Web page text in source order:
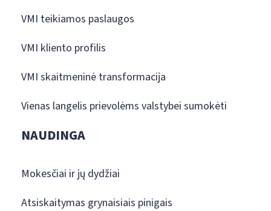
VMI teikiamos paslaugos
VMI kliento profilis
VMI skaitmeninė transformacija
Vienas langelis prievolėms valstybei sumokėti
NAUDINGA
Mokesčiai ir jų dydžiai
Atsiskaitymas grynaisiais pinigais